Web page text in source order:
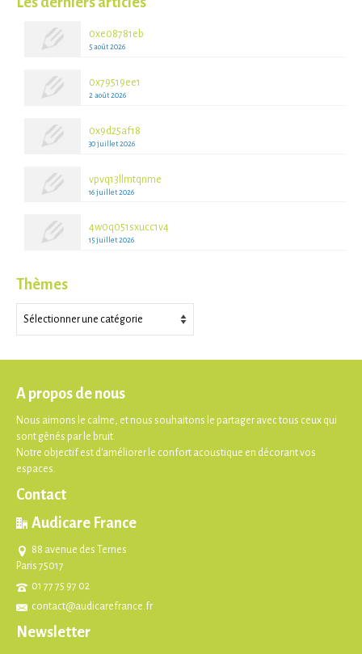
0xe08781eb
5 août 2026
0x79519ee1
2 août 2026
0x9d25af18
30 juillet 2026
vpvq13llmtqnme
16 juillet 2026
4w0q051sxucc1v4
15 juillet 2026
Thèmes
Thèmes
A propos de nous
Nous aimons le calme, et nous souhaitons le partager avec tous ceux qui
sont gênés par le bruit.
Notre objectif est d'améliorer le confort acoustique en décorant vos
espaces.
Contact
Audicare France
88 avenue des Ternes
Paris 75017
01 77 75 97 02
contact@audicarefrance.fr
Newsletter